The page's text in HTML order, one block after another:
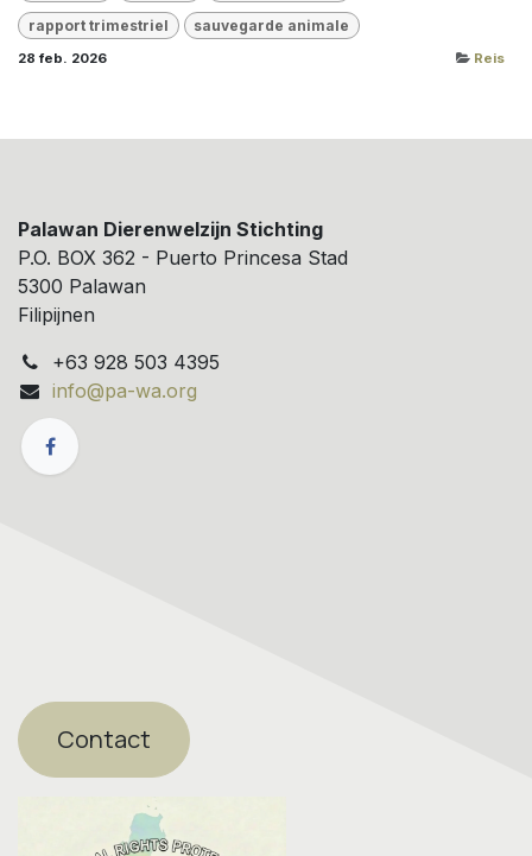
rapport trimestriel sauvegarde animale
28 feb. 2026 Reis
Palawan Dierenwelzijn Stichting
P.O. BOX 362 - Puerto Princesa Stad
5300 Palawan
Filipijnen
+63 928 503 4395
info@pa-wa.org
Contact